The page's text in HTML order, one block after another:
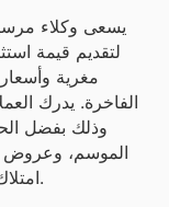
يسعى وكلاء
لتقديم قيمة
مغرية
الفاخرة. يدرك
وذلك بفضل
الموسم، وعروض
امتلاك سيارة مرسيدس بنز حلمًا في متناول اليد.